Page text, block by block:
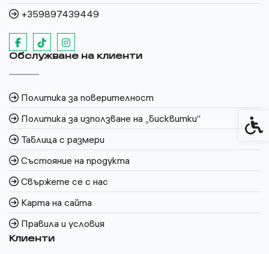
+359897439449
Обслужване на клиенти
Политика за поверителност
Политика за използване на „бисквитки“
Таблица с размери
Състояние на продукта
Свържете се с нас
Карта на сайта
Правила и условия
Клиенти